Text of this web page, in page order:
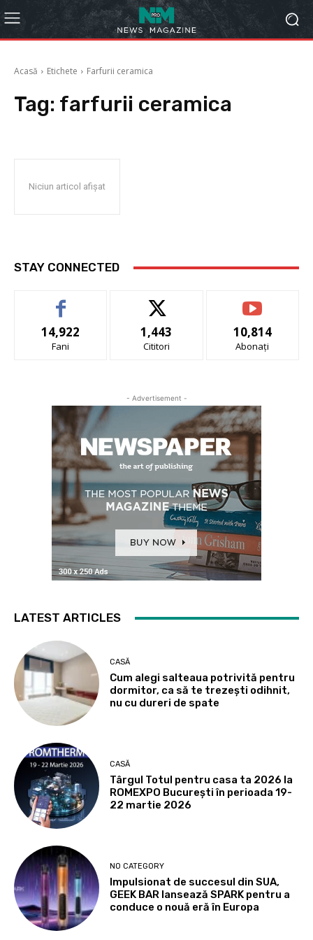
Acasă Etichete Farfurii ceramica
Tag: farfurii ceramica
Niciun articol afișat
STAY CONNECTED
14,922
Fani
1,443
Cititori
10,814
Abonați
- Advertisement -
LATEST ARTICLES
CASĂ
Cum alegi salteaua potrivită pentru
dormitor, ca să te trezești odihnit,
nu cu dureri de spate
CASĂ
Târgul Totul pentru casa ta 2026 la
ROMEXPO Bucureşti în perioada 19-
22 martie 2026
NO CATEGORY
Impulsionat de succesul din SUA,
GEEK BAR lansează SPARK pentru a
conduce o nouă eră în Europa